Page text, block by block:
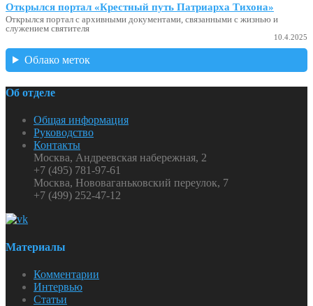
Открылся портал «Крестный путь Патриарха Тихона»
Открылся портал с архивными документами, связанными с жизнью и
служением святителя
10.4.2025
Облако меток
Об отделе
Общая информация
Руководство
Контакты
Москва, Андреевская набережная, 2
+7 (495) 781-97-61
Москва, Нововаганьковский переулок, 7
+7 (499) 252-47-12
Материалы
Комментарии
Интервью
Статьи